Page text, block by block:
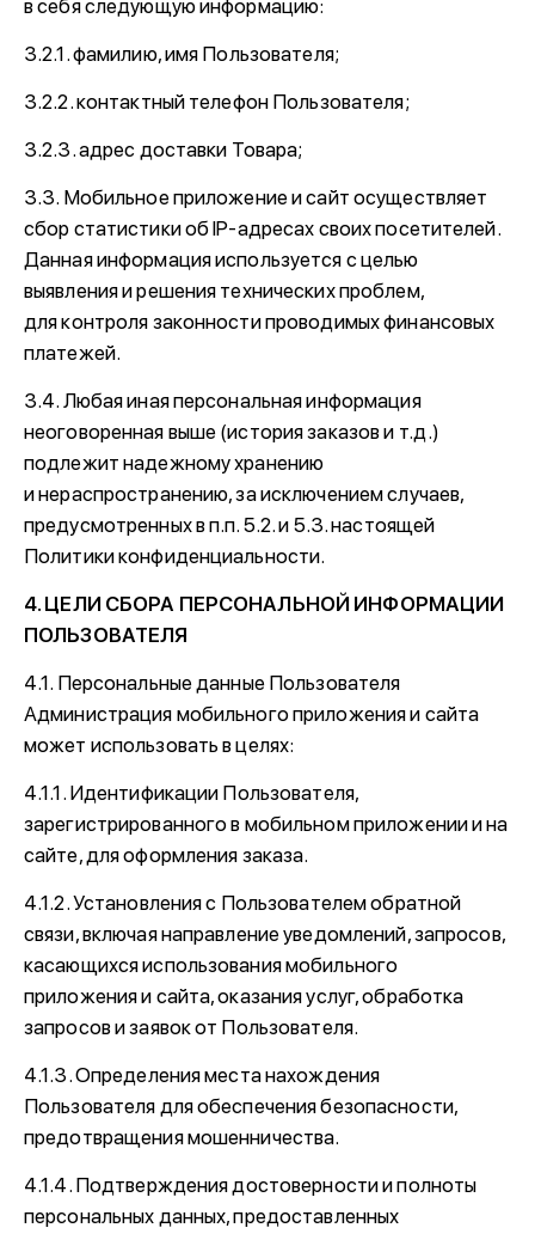
в себя следующую информацию:
3.2.1. фамилию, имя Пользователя;
3.2.2. контактный телефон Пользователя;
3.2.3. адрес доставки Товара;
3.3. Мобильное приложение и сайт осуществляет
сбор статистики об IP-адресах своих посетителей.
Данная информация используется с целью
выявления и решения технических проблем,
для контроля законности проводимых финансовых
платежей.
3.4. Любая иная персональная информация
неоговоренная выше (история заказов и т.д.)
подлежит надежному хранению
и нераспространению, за исключением случаев,
предусмотренных в п.п. 5.2. и 5.3. настоящей
Политики конфиденциальности.
4. ЦЕЛИ СБОРА ПЕРСОНАЛЬНОЙ ИНФОРМАЦИИ
ПОЛЬЗОВАТЕЛЯ
4.1. Персональные данные Пользователя
Администрация мобильного приложения и сайта
может использовать в целях:
4.1.1. Идентификации Пользователя,
зарегистрированного в мобильном приложении и на
сайте, для оформления заказа.
4.1.2. Установления с Пользователем обратной
связи, включая направление уведомлений, запросов,
касающихся использования мобильного
приложения и сайта, оказания услуг, обработка
запросов и заявок от Пользователя.
4.1.3. Определения места нахождения
Пользователя для обеспечения безопасности,
предотвращения мошенничества.
4.1.4. Подтверждения достоверности и полноты
персональных данных, предоставленных